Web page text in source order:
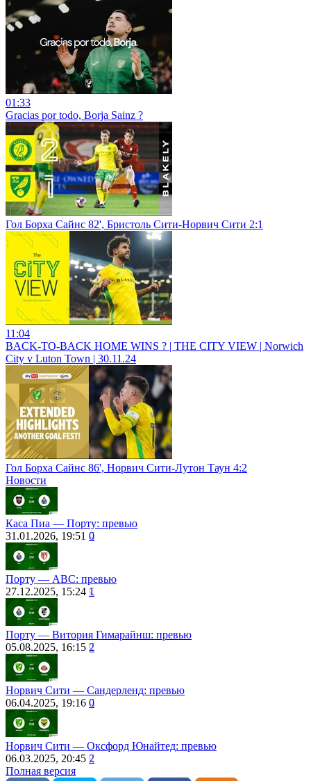
01:33
Gracias por todo, Borja Sainz ?
Гол Борха Сайнс 82', Бристоль Сити-Норвич Сити 2:1
11:04
BACK-TO-BACK HOME WINS ? | THE CITY VIEW | Norwich
City v Luton Town | 30.11.24
Гол Борха Сайнс 86', Норвич Сити-Лутон Таун 4:2
Новости
Каса Пиа — Порту: превью
31.01.2026, 19:51 0
Порту — АВС: превью
27.12.2025, 15:24 1
Порту ― Витория Гимарайнш: превью
05.08.2025, 16:15 2
Норвич Сити — Сандерленд: превью
06.04.2025, 19:16 0
Норвич Сити — Оксфорд Юнайтед: превью
06.03.2025, 20:45 2
Полная версия